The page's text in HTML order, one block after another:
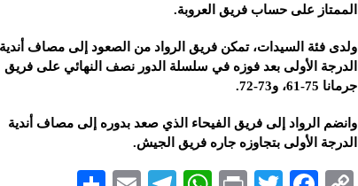
الممتاز على حساب فريق العروبة.
ولدى فئة السيدات، تمكن فريق الرواد من الصعود إلى مصاف أندية
الدرجة الأولى بعد فوزه في سلسلة الدور نصف النهائي على فريق
جرمانا 75-61، و73-72.
وانضم الرواد إلى فريق الفيحاء الذي صعد بدوره إلى مصاف أندية
الدرجة الأولى بتجاوزه جاره فريق الجيش.